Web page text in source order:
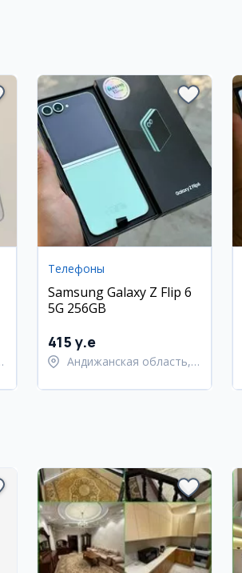
Телефоны
Samsung Galaxy Z Flip 6
5G 256GB
415 y.e
Андижанская область,